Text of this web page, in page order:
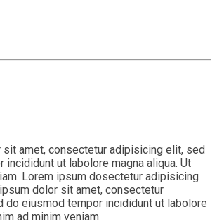
sit amet, consectetur adipisicing elit, sed
incididunt ut labolore magna aliqua. Ut
Lorem ipsum dosectetur adipisicing
dolor sit amet, consectetur
do eiusmod tempor incididunt ut labolore
ad minim veniam.